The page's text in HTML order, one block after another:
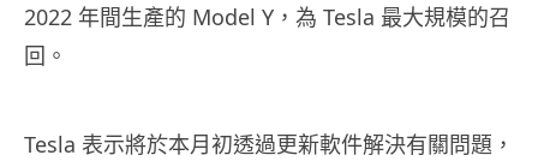
2022 年間生產的 Model Y，為 Tesla 最大規模的召
回。
Tesla 表示將於本月初透過更新軟件解決有關問題，